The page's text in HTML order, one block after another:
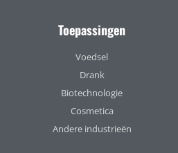
Toepassingen
Voedsel
Drank
Biotechnologie
Cosmetica
Andere industrieën